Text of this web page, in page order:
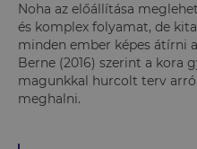
Noha az előállítása
és komplex folyamat, de
minden ember képes átírni
Berne (2016) szerint a kora
magunkkal hurcolt terv
meghalni.